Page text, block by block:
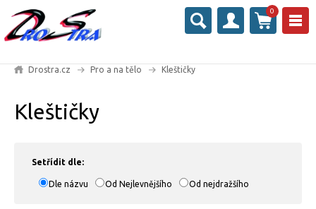
0
Drostra.cz Pro a na tělo Kleštičky
Kleštičky
Setřídit dle:
Dle názvu Od Nejlevnějšího Od nejdražšího